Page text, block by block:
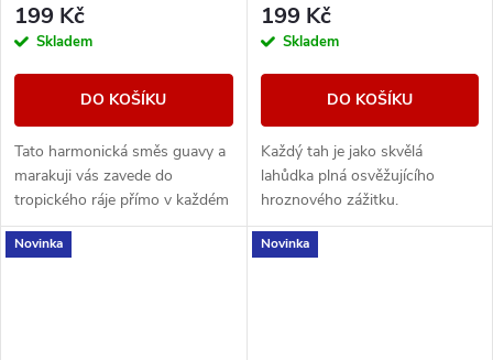
199 Kč
Skladem
DO KOŠÍKU
Tato harmonická směs guavy a
marakuji vás zavede do
tropického ráje přímo v každém
potahu.
199 Kč
Skladem
DO KOŠÍKU
Každý tah je jako skvělá
lahůdka plná osvěžujícího
hroznového zážitku.
Novinka Novinka